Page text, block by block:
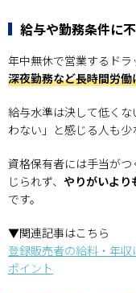
給与や勤務条件に
年中無休で営業するドラ
深夜勤務など長時間労
給与水準は決して低く
わない」と感じる人も少
資格保有者には手当が
じられず、 やりがいより
です。
▼関連記事はこちら
登録販売者の給料・年
ポイント